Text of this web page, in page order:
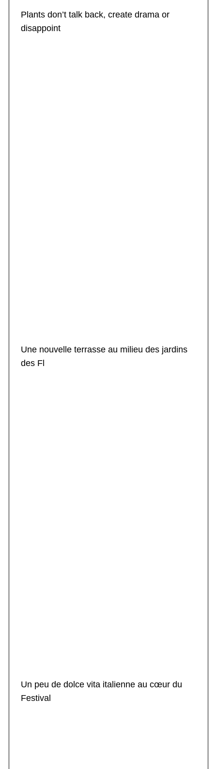
Plants don’t talk back, create drama or
disappoint
Une nouvelle terrasse au milieu des jardins
des Fl
Un peu de dolce vita italienne au cœur du
Festival